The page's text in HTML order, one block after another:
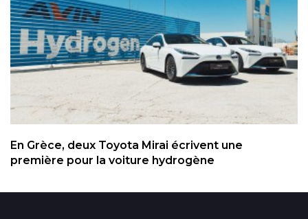
En Grèce, deux Toyota Mirai écrivent une
première pour la voiture hydrogène